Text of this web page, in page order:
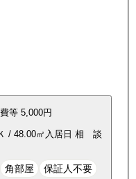
等 5,000円
/ 48.00㎡ 入居日 相 談
角部屋 保証人不要